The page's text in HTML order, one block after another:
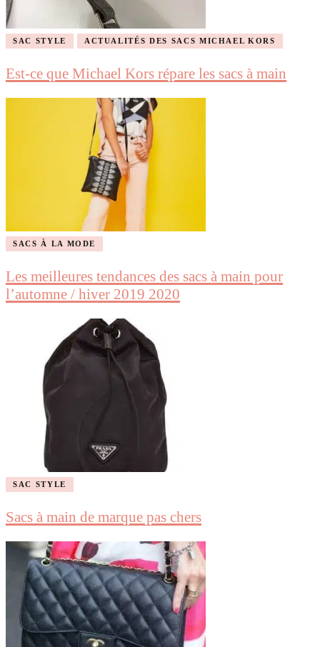
SAC STYLE ACTUALITÉS DES SACS MICHAEL KORS
Est-ce que Michael Kors répare les sacs à main
SACS À LA MODE
Les meilleures tendances des sacs à main pour
l’automne / hiver 2019 2020
SAC STYLE
Sacs à main de marque pas chers